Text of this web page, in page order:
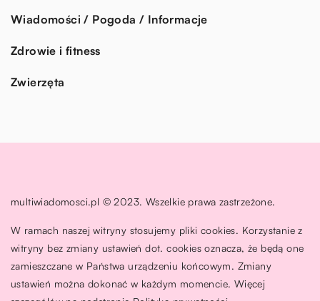
Wiadomości / Pogoda / Informacje
Zdrowie i fitness
Zwierzęta
multiwiadomosci.pl © 2023. Wszelkie prawa zastrzeżone.
W ramach naszej witryny stosujemy pliki cookies. Korzystanie z
witryny bez zmiany ustawień dot. cookies oznacza, że będą one
zamieszczane w Państwa urządzeniu końcowym. Zmiany
ustawień można dokonać w każdym momencie. Więcej